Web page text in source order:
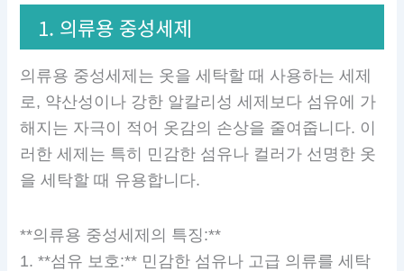
1. 의류용 중성세제
의류용 중성세제는 옷을 세탁할 때 사용하는 세제
로, 약산성이나 강한 알칼리성 세제보다 섬유에 가
해지는 자극이 적어 옷감의 손상을 줄여줍니다. 이
러한 세제는 특히 민감한 섬유나 컬러가 선명한 옷
을 세탁할 때 유용합니다.
**의류용 중성세제의 특징:**
1. **섬유 보호:** 민감한 섬유나 고급 의류를 세탁